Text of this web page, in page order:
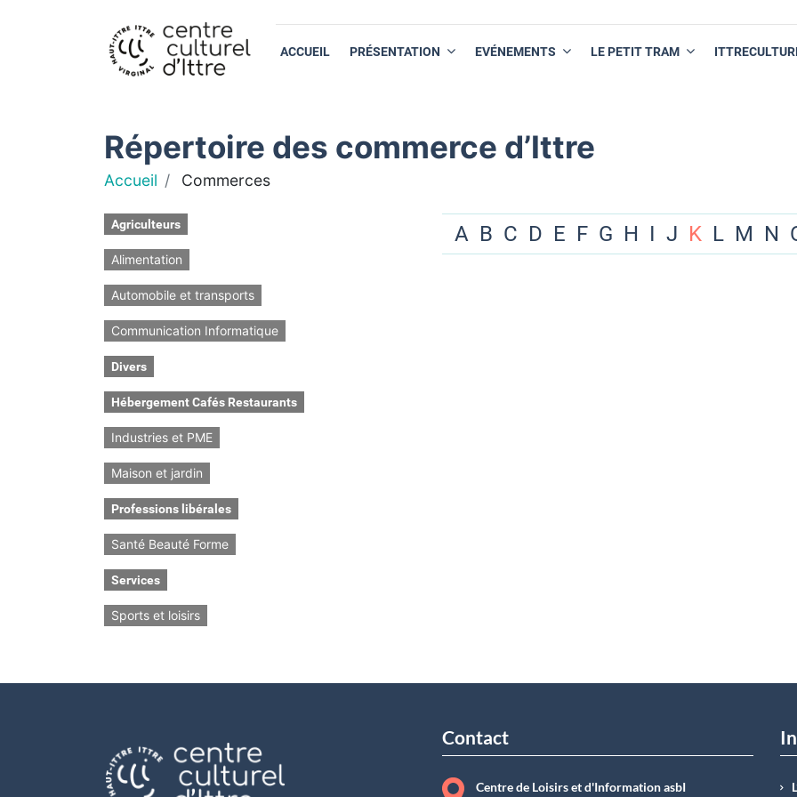
ACCUEIL PRÉSENTATION EVÉNEMENTS LE PETIT TRAM
Répertoire des commerce d’Ittre
Accueil Commerces
Agriculteurs
Alimentation
Automobile et transports
Communication Informatique
Divers
Hébergement Cafés Restaurants
Industries et PME
Maison et jardin
Professions libérales
Santé Beauté Forme
Services
Sports et loisirs
A B C D E F G H I J K L M N
Contact
Centre de Loisirs et d'Information asbI